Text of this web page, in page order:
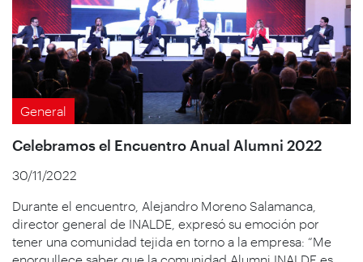
General
Celebramos el Encuentro Anual Alumni 2022
30/11/2022
Durante el encuentro, Alejandro Moreno Salamanca,
director general de INALDE, expresó su emoción por
tener una comunidad tejida en torno a la empresa: “Me
enorgullece saber que la comunidad Alumni INALDE es